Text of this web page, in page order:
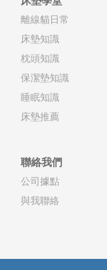
離線貓日常
床墊知識
枕頭知識
保潔墊知識
睡眠知識
床墊推薦
聯絡我們
公司據點
與我聯絡